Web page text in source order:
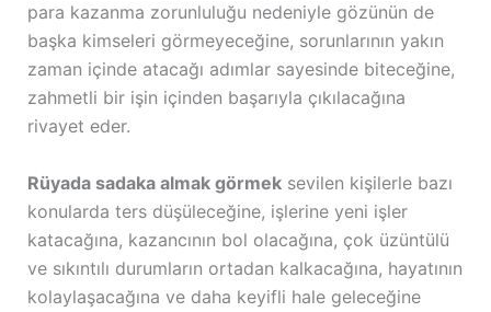
para kazanma zorunluluğu nedeniyle gözünün de
başka kimseleri görmeyeceğine, sorunlarının yakın
zaman içinde atacağı adımlar sayesinde biteceğine,
zahmetli bir işin içinden başarıyla çıkılacağına
rivayet eder.
Rüyada sadaka almak görmeksevilen kişilerle bazı
konularda ters düşüleceğine, işlerine yeni işler
katacağına, kazancının bol olacağına, çok üzüntülü
ve sıkıntılı durumların ortadan kalkacağına, hayatının
kolaylaşacağına ve daha keyifli hale geleceğine